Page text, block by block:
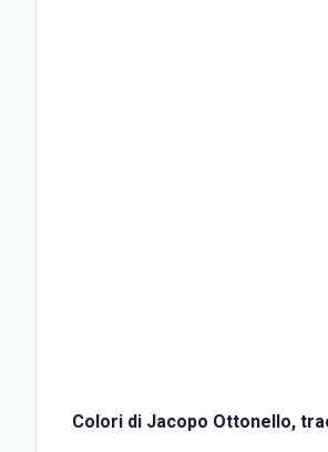
Colori di Jacopo Ottonello,